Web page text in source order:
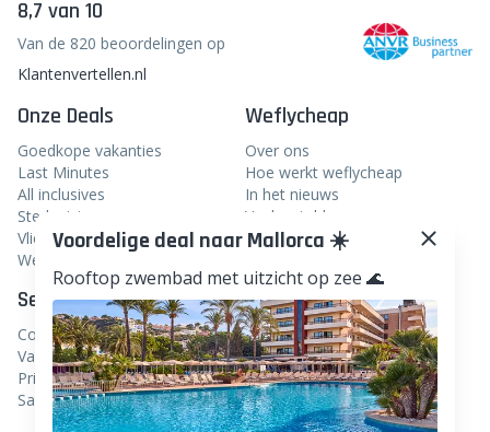
Door je in te schrijven bevestig je dat je de nieuwsbrief
van weflycheap wil ontvangen in je inbox en ga je
akkoord met de voorwaarden.
inschrijven
8,7 van 10
Van de 820 beoordelingen op
Klantenvertellen.nl
Onze Deals
Goedkope vakanties
Weflycheap
Over ons
Voordelige deal naar Mallorca ☀️
Rooftop zwembad met uitzicht op zee 🌊